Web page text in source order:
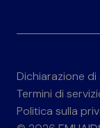
Dichiarazione
Termini di
Politica sulla